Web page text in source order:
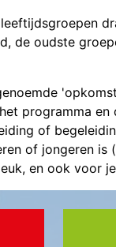
de oudste
programma en
of
of jongeren is
en ook voor